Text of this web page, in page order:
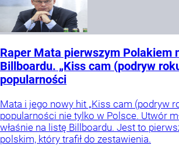
Raper Mata pierwszym Polakiem
Billboardu. „Kiss cam (podryw
popularności
Mata i jego nowy hit „Kiss cam (podryw
popularności nie tylko w Polsce. Utwór
właśnie na listę Billboardu. Jest to
polskim, który trafił do zestawienia.